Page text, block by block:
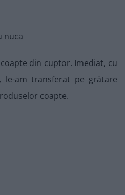
din cuptor. Imediat, cu
am transferat pe grătare
coapte.